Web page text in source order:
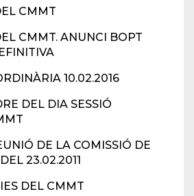
CMMT
CMMT. ANUNCI BOPT
10.02.2016
DEL DIA SESSIÓ
DE LA COMISSIÓ DE
23.02.2011
DEL CMMT